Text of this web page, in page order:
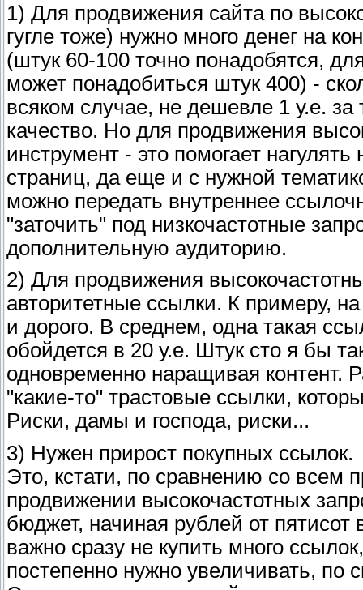
1) Для продвижения сайта по
гугле тоже) нужно много денег на
(штук 60-100 точно понадобятся,
может понадобиться штук 400) -
всяком случае, не дешевле 1 у.е.
качество. Но для продвижения
инструмент - это помогает
страниц, да еще и с нужной
можно передать внутреннее
"заточить" под низкочастотные
дополнительную аудиторию.
2) Для продвижения
авторитетные ссылки. К примеру,
и дорого. В среднем, одна такая
обойдется в 20 у.е. Штук сто я бы
одновременно наращивая контент.
"какие-то" трастовые ссылки,
Риски, дамы и господа, риски...
3) Нужен прирост покупных ссылок.
Это, кстати, по сравнению со всем
продвижении высокочастотных
бюджет, начиная рублей от пятисот
важно сразу не купить много
постепенно нужно увеличивать, по